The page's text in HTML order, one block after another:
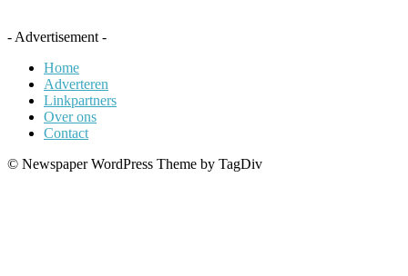
- Advertisement -
Home
Adverteren
Linkpartners
Over ons
Contact
© Newspaper WordPress Theme by TagDiv